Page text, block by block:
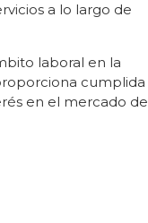
a lo largo de
laboral en la
cumplida
en el mercado de